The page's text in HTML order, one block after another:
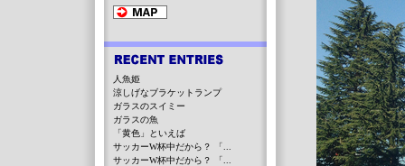
人魚姫
涼しげなブラケットランプ
ガラスのスイミー
ガラスの魚
「黄色」といえば
サッカーW杯中だから？ 「...
サッカーW杯中だから？ 「...